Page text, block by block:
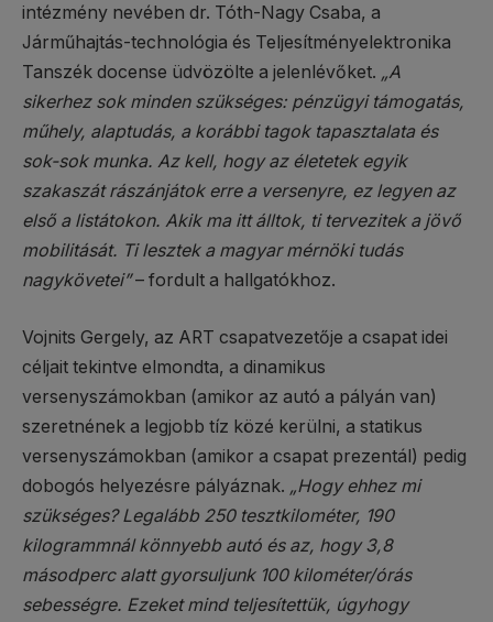
intézmény nevében dr. Tóth-Nagy Csaba, a
Járműhajtás-technológia és Teljesítményelektronika
Tanszék docense üdvözölte a jelenlévőket. „A
sikerhez sok minden szükséges: pénzügyi támogatás,
műhely, alaptudás, a korábbi tagok tapasztalata és
sok-sok munka. Az kell, hogy az életetek egyik
szakaszát rászánjátok erre a versenyre, ez legyen az
első a listátokon. Akik ma itt álltok, ti tervezitek a jövő
mobilitását. Ti lesztek a magyar mérnöki tudás
nagykövetei”– fordult a hallgatókhoz.
Vojnits Gergely, az ART csapatvezetője a csapat idei
céljait tekintve elmondta, a dinamikus
versenyszámokban (amikor az autó a pályán van)
szeretnének a legjobb tíz közé kerülni, a statikus
versenyszámokban (amikor a csapat prezentál) pedig
dobogós helyezésre pályáznak. „Hogy ehhez mi
szükséges? Legalább 250 tesztkilométer, 190
kilogrammnál könnyebb autó és az, hogy 3,8
másodperc alatt gyorsuljunk 100 kilométer/órás
sebességre. Ezeket mind teljesítettük, úgyhogy